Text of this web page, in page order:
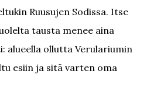
Ruusujen Sodissa. Itse
tausta menee aina
alueella ollutta Verulariumin
esiin ja sitä varten oma